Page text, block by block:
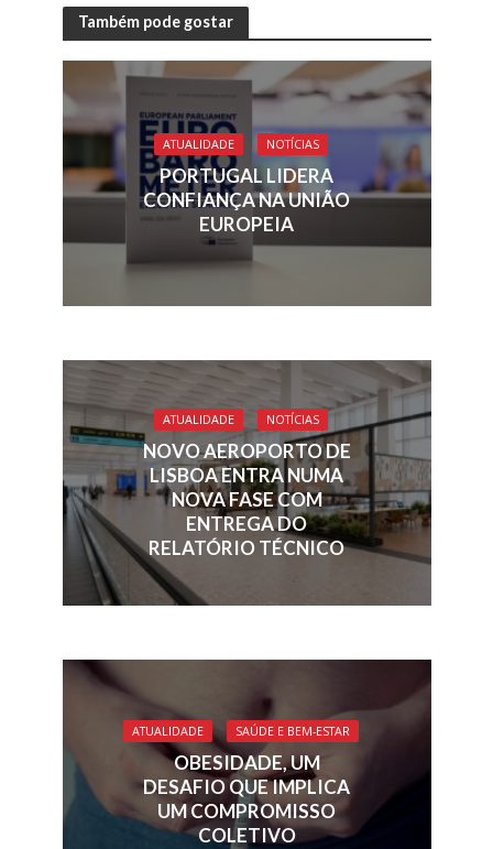
e
b
o
o
k
k
e
dI
n
re
a
d
s
ai
l
at
s
A
p
p
ar
e
Também pode gostar
ATUALIDADE NOTÍCIAS
PORTUGAL LIDERA
CONFIANÇA NA UNIÃO
EUROPEIA
ATUALIDADE NOTÍCIAS
NOVO AEROPORTO DE
LISBOA ENTRA NUMA
NOVA FASE COM
ENTREGA DO
RELATÓRIO TÉCNICO
ATUALIDADE SAÚDE E BEM-ESTAR
OBESIDADE, UM
DESAFIO QUE IMPLICA
UM COMPROMISSO
COLETIVO